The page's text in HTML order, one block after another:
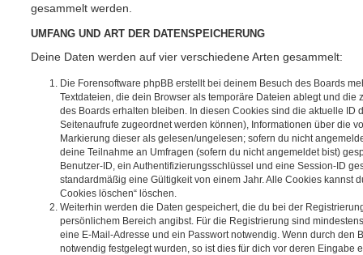
gesammelt werden.
UMFANG UND ART DER DATENSPEICHERUNG
Deine Daten werden auf vier verschiedene Arten gesammelt:
Die Forensoftware phpBB erstellt bei deinem Besuch des Boards
Textdateien, die dein Browser als temporäre Dateien ablegt und die
des Boards erhalten bleiben. In diesen Cookies sind die aktuelle ID
Seitenaufrufe zugeordnet werden können), Informationen über die
Markierung dieser als gelesen/ungelesen; sofern du nicht
deine Teilnahme an Umfragen (sofern du nicht angemeldet bist)
Benutzer-ID, ein Authentifizierungsschlüssel und eine Session-ID
standardmäßig eine Gültigkeit von einem Jahr. Alle Cookies kannst
Cookies löschen“ löschen.
Weiterhin werden die Daten gespeichert, die du bei der
persönlichem Bereich angibst. Für die Registrierung sind
eine E-Mail-Adresse und ein Passwort notwendig. Wenn durch den
notwendig festgelegt wurden, so ist dies für dich vor deren Eingabe